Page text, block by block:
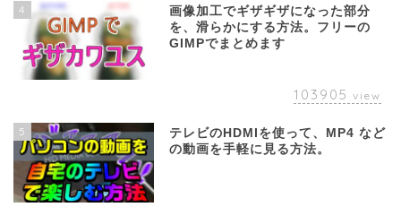
4
画像加工でギザギザになった部分
を、滑らかにする方法。フリーの
GIMPでまとめます
103905 view
5
テレビのHDMIを使って、MP4 など
の動画を手軽に見る方法。